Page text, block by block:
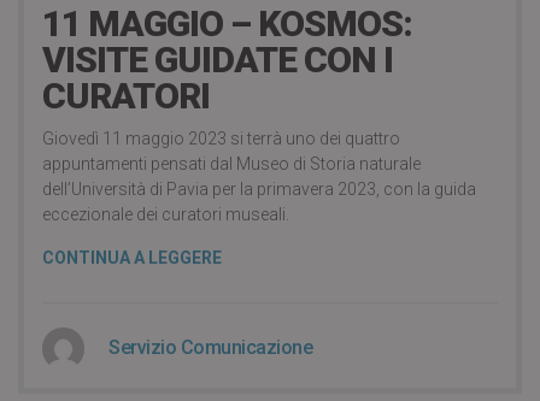
11 MAGGIO – KOSMOS:
VISITE GUIDATE CON I
CURATORI
Giovedì 11 maggio 2023 si terrà uno dei quattro
appuntamenti pensati dal Museo di Storia naturale
dell’Università di Pavia per la primavera 2023, con la guida
eccezionale dei curatori museali.
CONTINUA A LEGGERE
Servizio Comunicazione